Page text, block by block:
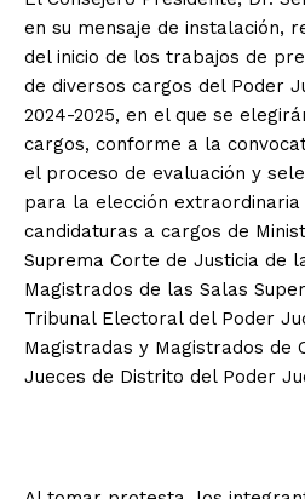
en su mensaje de instalación,
del inicio de los trabajos de
de diversos cargos del Poder
2024-2025, en el que se
cargos, conforme a la
el proceso de evaluación y
para la elección extraordinaria
candidaturas a cargos de
Suprema Corte de Justicia de
Magistrados de las Salas
Tribunal Electoral del Poder
Magistradas y Magistrados de
Jueces de Distrito del Poder